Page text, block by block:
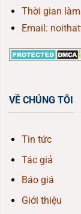
Thời gian
Email:
VỀ CHÚNG TÔI
Tin tức
Tác giả
Báo giá
Giới thiệu